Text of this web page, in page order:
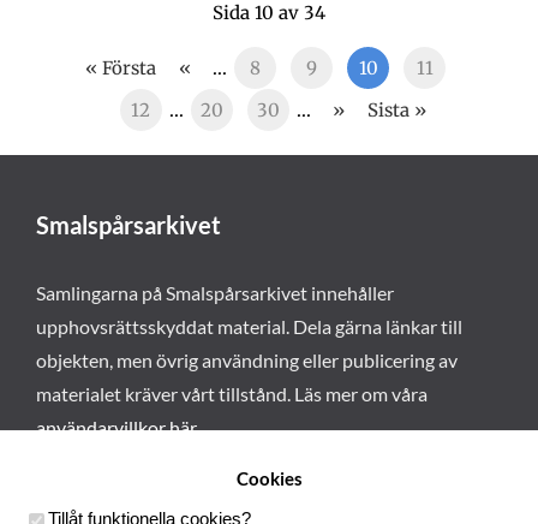
Sida 10 av 34
« Första « ... 8 9 10
11
12
... 20 30 ... » Sista »
Smalspårsarkivet
Samlingarna på Smalspårsarkivet innehåller
upphovsrättsskyddat material. Dela gärna länkar till
objekten, men övrig användning eller publicering av
materialet kräver vårt tillstånd. Läs mer om våra
användarvillkor här.
Cookies
Tillåt funktionella cookies?